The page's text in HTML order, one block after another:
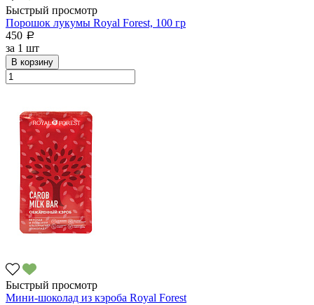
Быстрый просмотр
Порошок лукумы Royal Forest, 100 гр
450 a
за 1 шт
В корзину
Быстрый просмотр
Мини-шоколад из кэроба Royal Forest